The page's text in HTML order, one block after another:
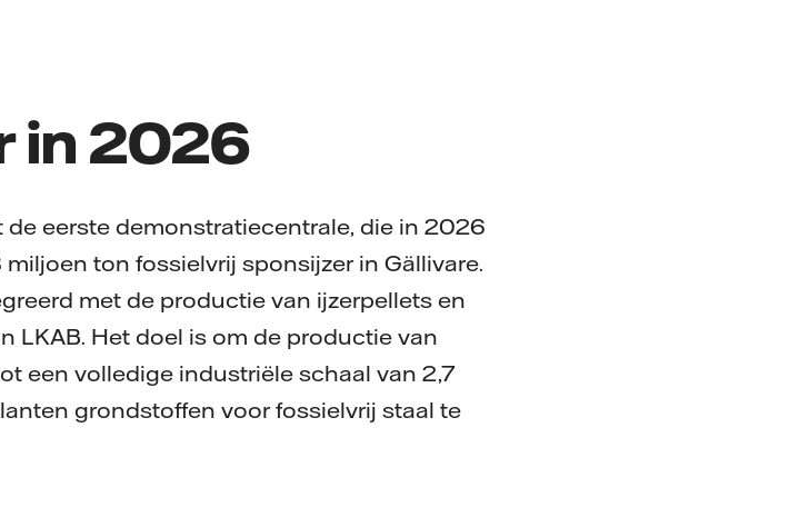
in 2026
eerste demonstratiecentrale, die in 2026
ton fossielvrij sponsijzer in Gällivare.
met de productie van ijzerpellets en
LKAB. Het doel is om de productie van
een volledige industriële schaal van 2,7
grondstoffen voor fossielvrij staal te